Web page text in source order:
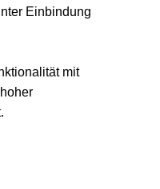
Einbindung
mit